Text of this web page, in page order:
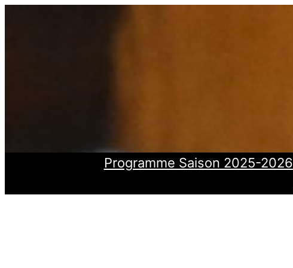
Programme Saison 2025-2026